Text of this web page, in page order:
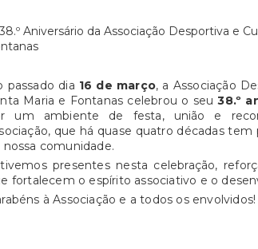
passado dia 16 de março, a Associação
Maria e Fontanas celebrou o seu38.º
um ambiente de festa, união e
que há quase quatro décadas
nossa comunidade.
presentes nesta celebração,
fortalecem o espírito associativo e o
à Associação e a todos os envolvidos!